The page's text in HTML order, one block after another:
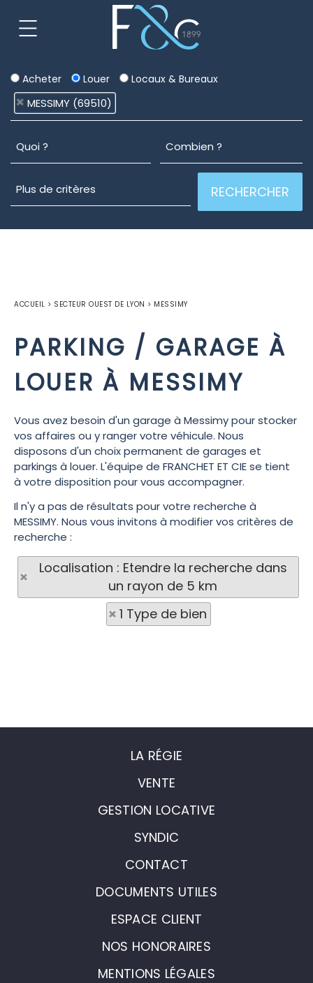
Acheter Louer Locaux & Bureaux
MESSIMY (69510)
ACCUEIL > SECTEUR OUEST DE LYON > MESSIMY
PARKING / GARAGE À
LOUER À MESSIMY
Vous avez besoin d'un garage à Messimy pour stocker
vos affaires ou y ranger votre véhicule. Nous
disposons d'un choix permanent de garages et
parkings à louer. L'équipe de FRANCHET ET CIE se tient
à votre disposition pour vous accompagner.
Il n'y a pas de résultats pour votre recherche à
MESSIMY. Nous vous invitons à modifier vos critères de
recherche :
Localisation : Etendre la recherche dans
un rayon de 5 km
1 Type de bien
LA RÉGIE
VENTE
GESTION LOCATIVE
SYNDIC
CONTACT
DOCUMENTS UTILES
ESPACE CLIENT
NOS HONORAIRES
MENTIONS LÉGALES